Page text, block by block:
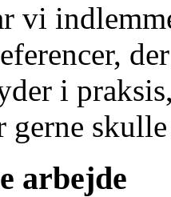
vi
i
gerne
arbejde